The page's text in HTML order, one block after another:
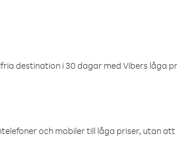
destination i 30 dagar med Vibers låga
och mobiler till låga priser, utan att